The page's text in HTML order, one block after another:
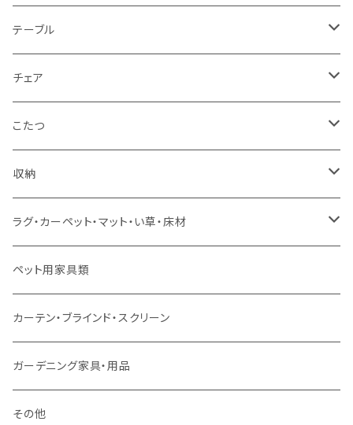
1人掛け
カウチソファ
コーナーソファ
ソファセット
スツール・オットマン
ソファ付属品
クッション・座椅子
セミダブルサイズ（フレームのみ）
ダブルサイズ（フレームのみ）
ワイドダブルサイズ以上（フレームのみ）
シングルサイズ以下（マットレス付）
セミダブルサイズ（マットレス付）
ダブルサイズ（マットレス付）
ダブルサイズ以上（マットレス付）
ロフトベッド
二段ベッド
ダイニング3点セット以下
ダイニング4点セット
ダイニング5点・6点セット
ダイニング7点セット以上
テーブル
センターテーブル
ダイニングテーブル
カウンターテーブル
リフティングテーブル
サイドテーブル・コーヒーテーブル
デスク
チェア
ダイニングチェア
カウンターチェア
キッズチェア
オフィスチェア・ゲーミングチェア
ダイニングベンチ・スツール
こたつ
こたつテーブル
こたつ布団
コタツ・布団セット
収納
本棚・シェルフ
食器棚・収納庫
レンジ台・カウンター
ラック
TVボード
ラグ・カーペット・マット・い草・床材
マット・フロアタイル
ラグ
カーペット
ペット用家具類
カーテン・ブラインド・スクリーン
ガーデニング家具・用品
その他